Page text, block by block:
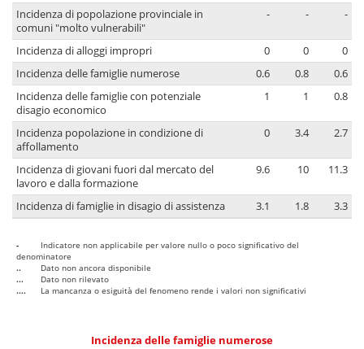
Incidenza di popolazione provinciale in
comuni "molto vulnerabili"
- - -
Incidenza di alloggi impropri 0 0
0
Incidenza delle famiglie numerose
0.6 0.8
0.6
Incidenza delle famiglie con potenziale
disagio economico
1 1 0.8
Incidenza popolazione in condizione di
affollamento
0 3.4 2.7
Incidenza di giovani fuori dal mercato del
lavoro e dalla formazione
9.6 10 11.3
Incidenza di famiglie in disagio di assistenza 3.1 1.8 3.3
-
Indicatore non applicabile per valore nullo o poco significativo del
denominatore
..
Dato non ancora disponibile
...
Dato non rilevato
....
La mancanza o esiguità del fenomeno rende i valori non significativi
Incidenza delle famiglie numerose